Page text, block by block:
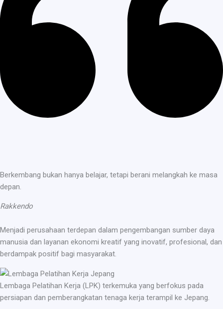
Berkembang bukan hanya belajar, tetapi berani melangkah ke masa
depan.
Rakkendo
Menjadi perusahaan terdepan dalam pengembangan sumber daya
manusia dan layanan ekonomi kreatif yang inovatif, profesional, dan
berdampak positif bagi masyarakat.
Lembaga Pelatihan Kerja (LPK) terkemuka yang berfokus pada
persiapan dan pemberangkatan tenaga kerja terampil ke Jepang.